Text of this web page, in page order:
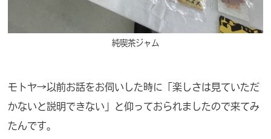
純喫茶ジャム
モトヤ→以前お話をお伺いした時に「楽しさは見ていただ
かないと説明できない」と仰っておられましたので来てみ
たんです。